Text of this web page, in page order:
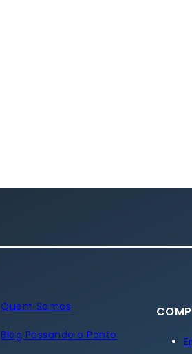
Quem Somos
Blog Passando o Ponto